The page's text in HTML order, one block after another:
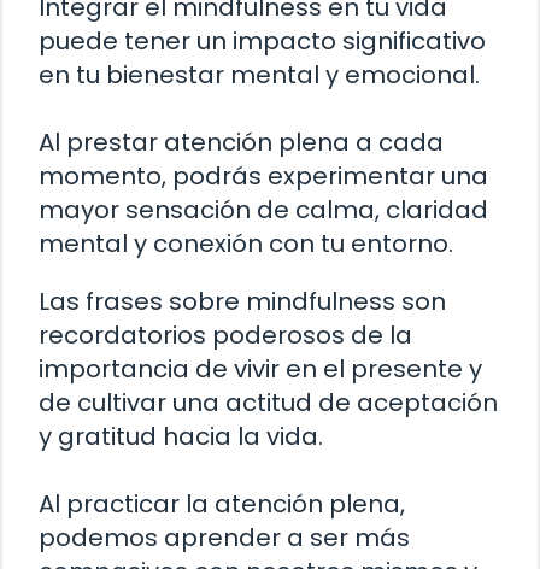
Integrar el mindfulness en tu vida
puede tener un impacto significativo
en tu bienestar mental y emocional.
Al prestar atención plena a cada
momento, podrás experimentar una
mayor sensación de calma, claridad
mental y conexión con tu entorno.
Las frases sobre mindfulness son
recordatorios poderosos de la
importancia de vivir en el presente y
de cultivar una actitud de aceptación
y gratitud hacia la vida.
Al practicar la atención plena,
podemos aprender a ser más